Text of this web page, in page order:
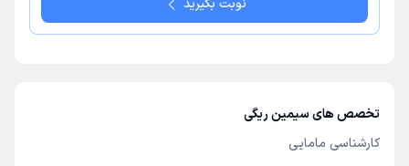
نوبت بگیرید
تخصص های سیمین ریگی
کارشناسی مامایی